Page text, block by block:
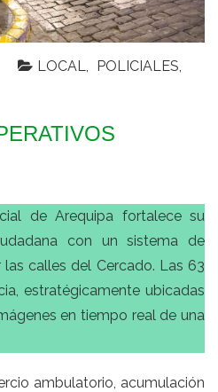
LOCAL
POLICIALES
de Arequipa fortalece su
con un sistema de
calles del Cercado. Las 63
estratégicamente ubicadas
en tiempo real de una
ambulatorio, acumulación